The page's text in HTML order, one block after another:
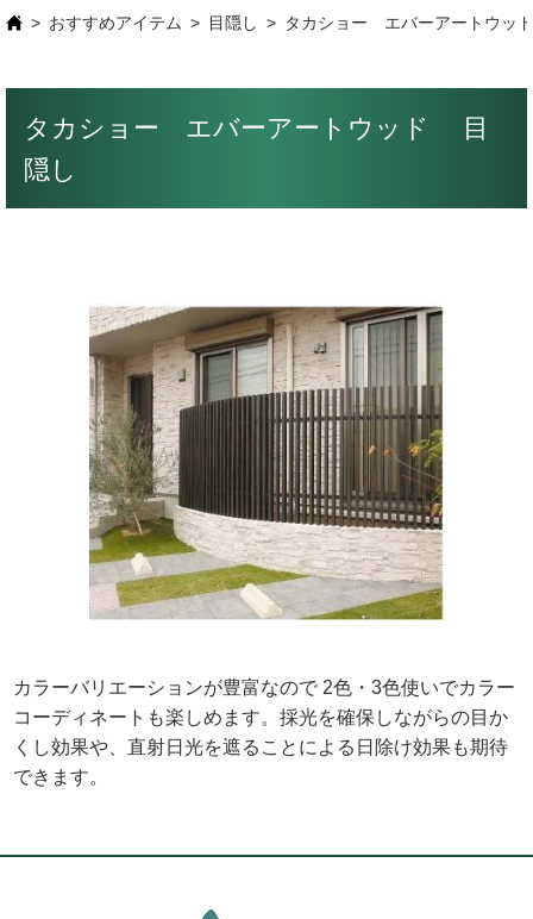
おすすめアイテム 目隠し タカショー エバーアートウ
タカショー エバーアートウッド 目
隠し
カラーバリエーションが豊富なので 2色・3色使いでカラー
コーディネートも楽しめます。採光を確保しながらの目か
くし効果や、直射日光を遮ることによる日除け効果も期待
できます。